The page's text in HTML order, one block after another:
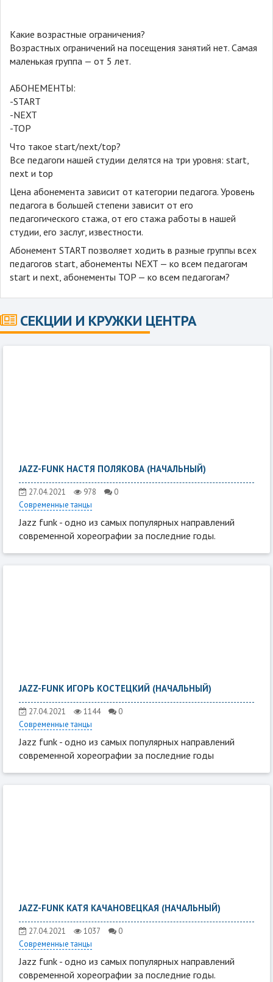
Какие возрастные ограничения?
Возрастных ограничений на посещения занятий нет. Самая
маленькая группа — от 5 лет.
АБОНЕМЕНТЫ:
-START
-NEXT
-TOP
Что такое start/next/top?
Все педагоги нашей студии делятся на три уровня: start,
next и top
Цена абонемента зависит от категории педагога. Уровень
педагога в большей степени зависит от его
педагогического стажа, от его стажа работы в нашей
студии, его заслуг, известности.
Абонемент START позволяет ходить в разные группы всех
педагогов start, абонементы NEXT — ко всем педагогам
start и next, абонементы TOP — ко всем педагогам?
СЕКЦИИ И КРУЖКИ ЦЕНТРА
JAZZ-FUNK НАСТЯ ПОЛЯКОВА (НАЧАЛЬНЫЙ)
27.04.2021 978
0
Современные танцы
Jazz funk - одно из самых популярных направлений
современной хореографии за последние годы.
JAZZ-FUNK ИГОРЬ КОСТЕЦКИЙ (НАЧАЛЬНЫЙ)
27.04.2021 1144
0
Современные танцы
Jazz funk - одно из самых популярных направлений
современной хореографии за последние годы
JAZZ-FUNK КАТЯ КАЧАНОВЕЦКАЯ (НАЧАЛЬНЫЙ)
27.04.2021 1037
0
Современные танцы
Jazz funk - одно из самых популярных направлений
современной хореографии за последние годы.